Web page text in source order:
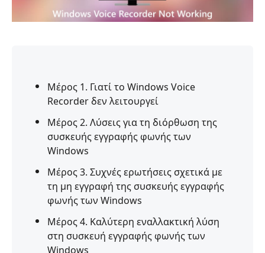
Μέρος 1. Γιατί το Windows Voice
Recorder δεν λειτουργεί
Μέρος 2. Λύσεις για τη διόρθωση της
συσκευής εγγραφής φωνής των
Windows
Μέρος 3. Συχνές ερωτήσεις σχετικά με
τη μη εγγραφή της συσκευής εγγραφής
φωνής των Windows
Μέρος 4. Καλύτερη εναλλακτική λύση
στη συσκευή εγγραφής φωνής των
Windows